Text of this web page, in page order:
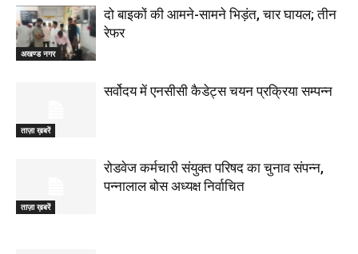
अखण्ड नगर
दो बाइकों की आमने-सामने भिड़ंत, चार घायल; तीन
रेफर
ताज़ा ख़बरें
सर्वोदय में एनसीसी कैडेट्स चयन प्रक्रिया सम्पन्न
ताज़ा ख़बरें
रोडवेज कर्मचारी संयुक्त परिषद का चुनाव संपन्न,
पन्नालाल बोस अध्यक्ष निर्वाचित